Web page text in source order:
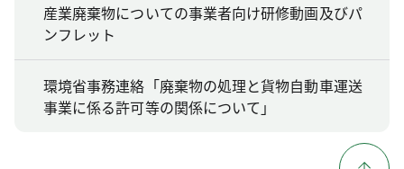
産業廃棄物についての事業者向け研修動画及びパ
ンフレット
環境省事務連絡「廃棄物の処理と貨物自動車運送
事業に係る許可等の関係について」